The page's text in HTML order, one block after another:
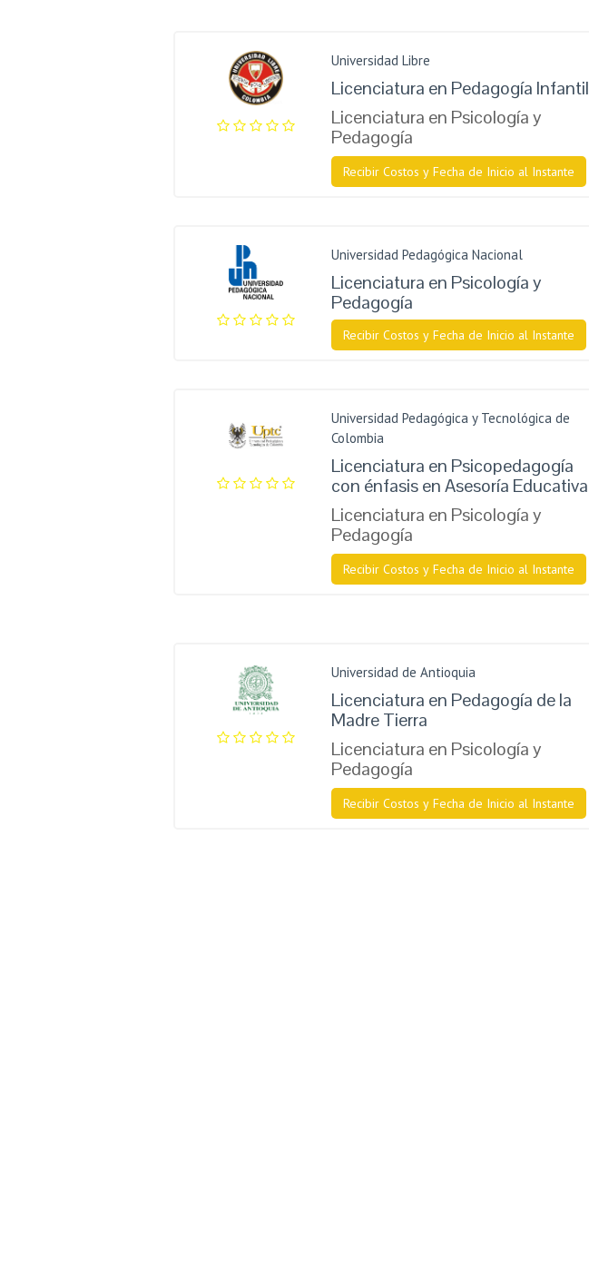
Universidad Libre
Licenciatura en Pedagogía Infantil
Licenciatura en Psicología y
Pedagogía
Recibir Costos y Fecha de Inicio al Instante
Universidad Pedagógica Nacional
Licenciatura en Psicología y
Pedagogía
Recibir Costos y Fecha de Inicio al Instante
Universidad Pedagógica y Tecnológica de
Colombia
Licenciatura en Psicopedagogía
con énfasis en Asesoría Educativa
Licenciatura en Psicología y
Pedagogía
Recibir Costos y Fecha de Inicio al Instante
Universidad de Antioquia
Licenciatura en Pedagogía de la
Madre Tierra
Licenciatura en Psicología y
Pedagogía
Recibir Costos y Fecha de Inicio al Instante